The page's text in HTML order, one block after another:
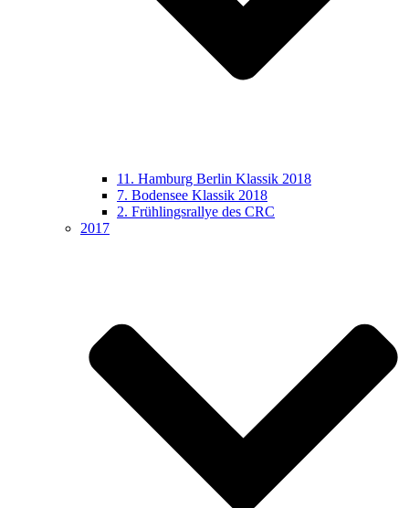
11. Hamburg Berlin Klassik 2018
7. Bodensee Klassik 2018
2. Frühlingsrallye des CRC
2017